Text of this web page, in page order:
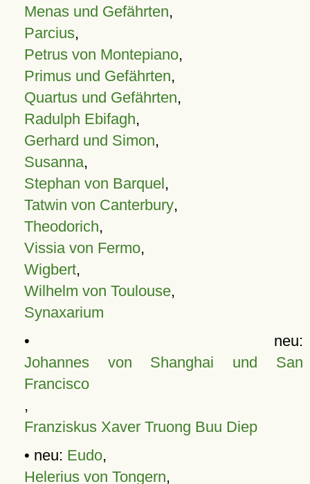
Menas und Gefährten,
Parcius,
Petrus von Montepiano,
Primus und Gefährten,
Quartus und Gefährten,
Radulph Ebifagh,
Gerhard und Simon,
Susanna,
Stephan von Barquel,
Tatwin von Canterbury,
Theodorich,
Vissia von Fermo,
Wigbert,
Wilhelm von Toulouse,
Synaxarium
• neu:
Johannes von Shanghai und San
Francisco
,
Franziskus Xaver Truong Buu Diep
• neu: Eudo,
Helerius von Tongern,